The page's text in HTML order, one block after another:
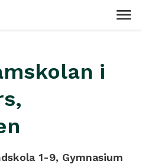
i
1-9, Gymnasium